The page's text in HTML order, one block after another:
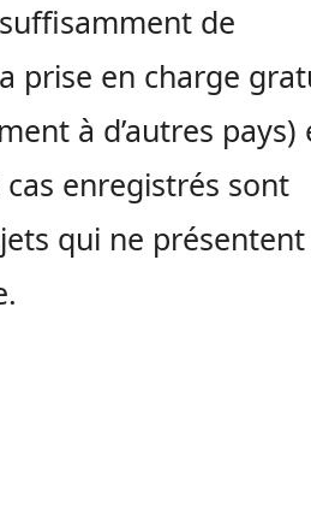
de
prise en charge
à d’autres pays)
enregistrés sont
qui ne présentent